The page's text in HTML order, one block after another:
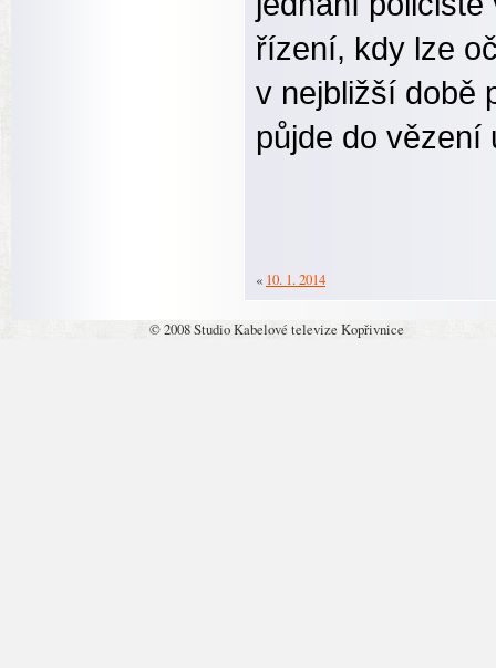
řízení, kdy lze
v nejbližší době
půjde do vězení
« 10. 1. 2014
© 2008 Studio Kabelové televize Kopřivnice